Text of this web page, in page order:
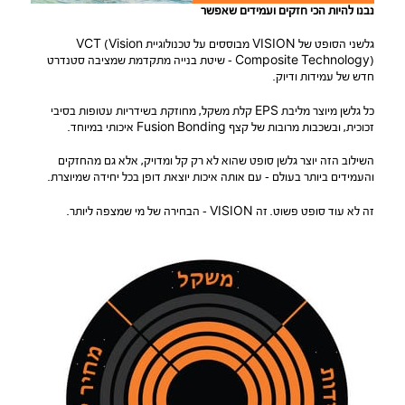
נבנו להיות הכי חזקים ועמידים שאפשר
גלשני הסופט של VISION מבוססים על טכנולוגיית VCT (Vision
Composite Technology) – שיטת בנייה מתקדמת שמציבה סטנדרט
חדש של עמידות ודיוק.
כל גלשן מיוצר מליבת EPS קלת משקל, מחוזקת בשידריות עטופות בסיבי
זכוכית, ובשכבות מרובות של קצף Fusion Bonding איכותי במיוחד.
השילוב הזה יוצר גלשן סופט שהוא לא רק קל ומדויק, אלא גם מהחזקים
והעמידים ביותר בעולם – עם אותה איכות יוצאת דופן בכל יחידה שמיוצרת.
זה לא עוד סופט פשוט. זה VISION – הבחירה של מי שמצפה ליותר.